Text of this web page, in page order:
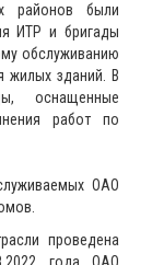
районов были
ИТР и бригады
обслуживанию
жилых зданий. В
оснащенные
работ по
ОАО
проведена